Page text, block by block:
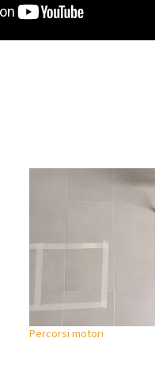
Percorsi motori